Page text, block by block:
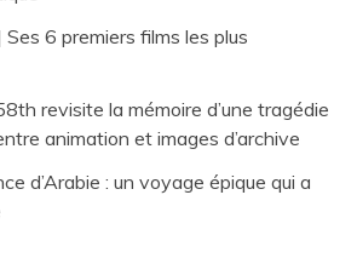
6 premiers films les plus
revisite la mémoire d’une tragédie
animation et images d’archive
d’Arabie : un voyage épique qui a